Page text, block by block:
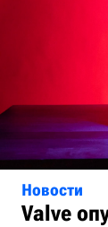
Новости
Valve